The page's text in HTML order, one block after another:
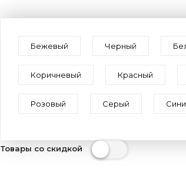
Бежевый Черный
Коричневый Красный
Розовый Серый
Товары со скидкой